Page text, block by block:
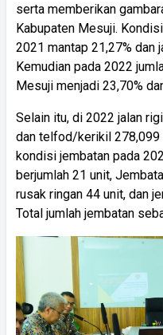
serta memberikan
Kabupaten Mesuji.
2021 mantap 21,27% dan
Kemudian pada 2022
Mesuji menjadi 23,70%
Selain itu, di 2022 jalan
dan telfod/kerikil 278,099
kondisi jembatan pada
berjumlah 21 unit,
rusak ringan 44 unit, dan
Total jumlah jembatan